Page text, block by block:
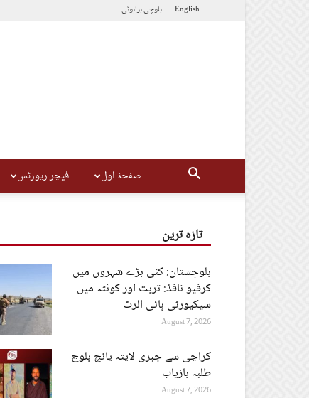
English بلوچیبراہوئی
صفحۂ اول فیچر رپورٹس
تازہ ترین
بلوچستان: کئی بڑے شہروں میں
کرفیو نافذ: تربت اور کوئٹہ میں
سیکیورٹی ہائی الرٹ
August 7, 2026
کراچی سے جبری لاپتہ پانچ بلوچ
طلبہ بازیاب
August 7, 2026